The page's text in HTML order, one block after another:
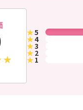
★5
★4
★3
★ 2
★ 1